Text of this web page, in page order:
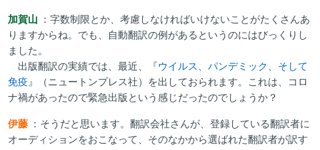
加賀山 ：字数制限とか、考慮しなければいけないことがたくさんあ
りますからね。でも、自動翻訳の例があるというのにはびっくりし
ました。
出版翻訳の実績では、最近、『ウイルス、パンデミック、そして
免疫 』（ニュートンプレス社）を出しておられます。これは、コロ
ナ禍があったので緊急出版という感じだったのでしょうか？
伊藤 ：そうだと思います。翻訳会社さんが、登録している翻訳者に
オーディションをおこなって、そのなかから選ばれた翻訳者が訳す